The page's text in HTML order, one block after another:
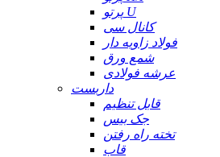
پرتو U
کانال سی
فولاد زاویه دار
شمع ورق
عرشه فولادی
داربست
قابل تنظیم
جک بیس
تخته راه رفتن
قاب